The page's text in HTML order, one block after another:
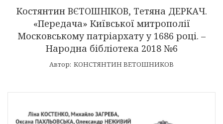
Костянтин ВЄТОШНІКОВ, Тетяна ДЕРКАЧ.
«Передача» Київської митрополії
Московському патріархату у 1686 році. –
Народна бібліотека 2018 №6
Автор: КОНСТЯНТИН ВEТОШНИКОВ